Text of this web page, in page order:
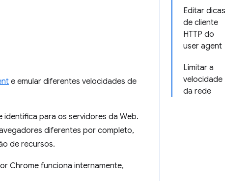
Editar dicas
de cliente
HTTP do
user agent
Limitar a
velocidade
da rede
e emular diferentes velocidades de
para os servidores da Web.
diferentes por completo,
de recursos.
Chrome funciona internamente,